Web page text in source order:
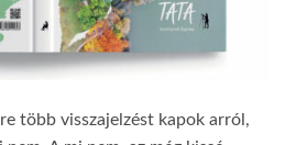
több visszajelzést kapok arról,